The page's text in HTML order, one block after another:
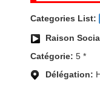
Categories List:
Raison
Catégorie: 5 *
Délégation: